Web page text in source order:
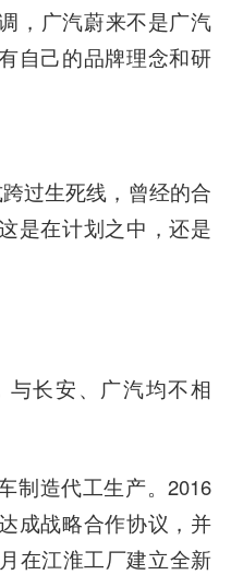
，广汽蔚来不是广汽
自己的品牌理念和研
过生死线，曾经的合
是在计划之中，还是
长安、广汽均不相
制造代工生产。2016
成战略合作协议，并
在江淮工厂建立全新